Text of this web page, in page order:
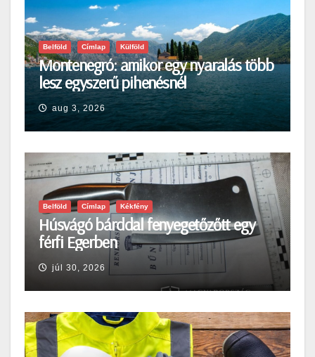
Belföld Címlap Külföld
Montenegró: amikor egy nyaralás több
lesz egyszerű pihenésnél
aug 3, 2026
Belföld Címlap Kékfény
Húsvágó bárddal fenyegetőzőtt egy
férfi Egerben
júl 30, 2026